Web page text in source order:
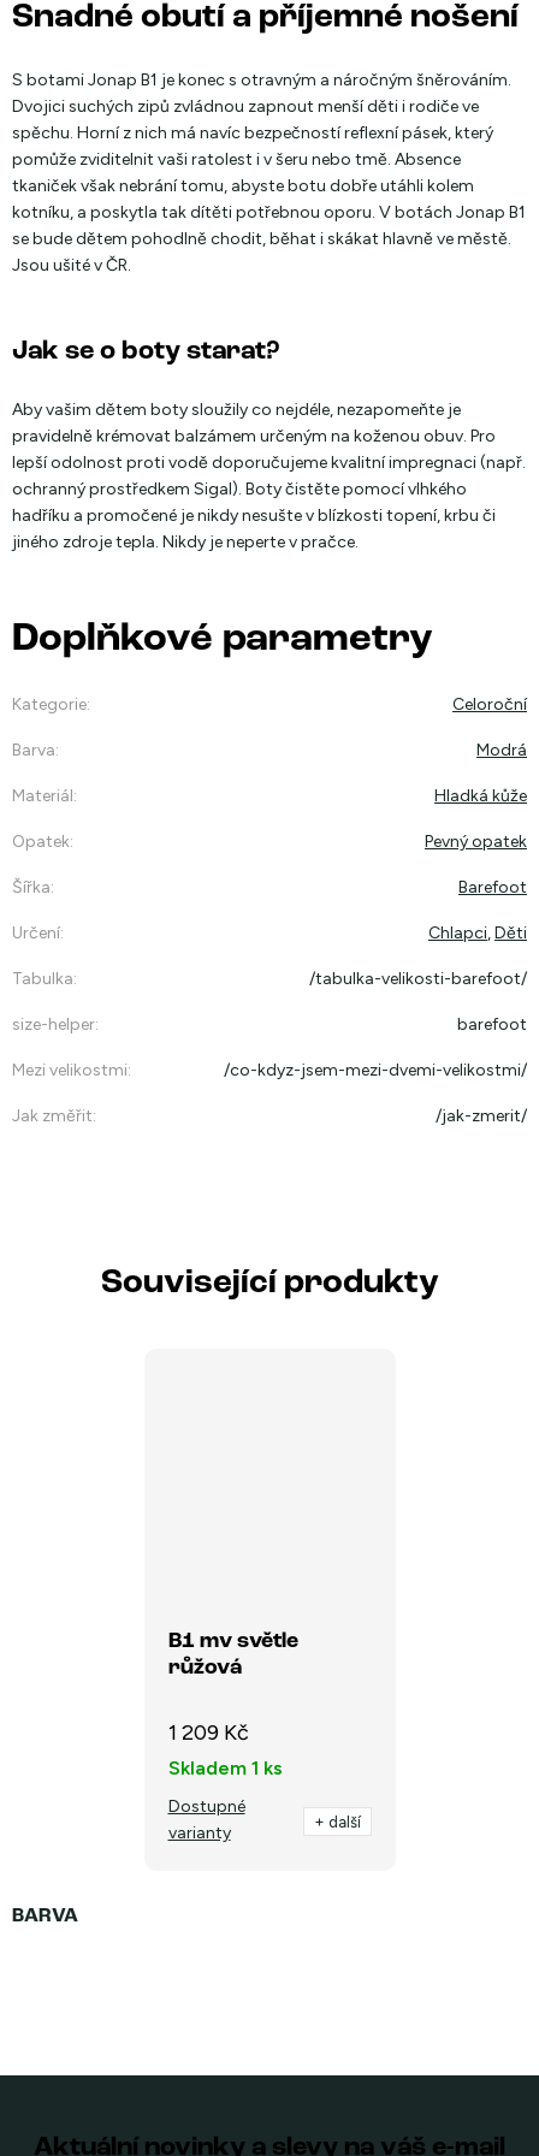
Snadné obutí a příjemné nošení
S botami Jonap B1 je konec s otravným a náročným šněrováním.
Dvojici suchých zipů zvládnou zapnout menší děti i rodiče ve
spěchu. Horní z nich má navíc bezpečností reflexní pásek, který
pomůže zviditelnit vaši ratolest i v šeru nebo tmě. Absence
tkaniček však nebrání tomu, abyste botu dobře utáhli kolem
kotníku, a poskytla tak dítěti potřebnou oporu. V botách Jonap B1
se bude dětem pohodlně chodit, běhat i skákat hlavně ve městě.
Jsou ušité v ČR.
Jak se o boty starat?
Aby vašim dětem boty sloužily co nejdéle, nezapomeňte je
pravidelně krémovat balzámem určeným na koženou obuv. Pro
lepší odolnost proti vodě doporučujeme kvalitní impregnaci (např.
ochranný prostředkem Sigal). Boty čistěte pomocí vlhkého
hadříku a promočené je nikdy nesušte v blízkosti topení, krbu či
jiného zdroje tepla. Nikdy je neperte v pračce.
Doplňkové parametry
Kategorie: Celoroční
Barva: Modrá
Materiál: Hladká kůže
Opatek: Pevný opatek
Šířka: Barefoot
Určení: Chlapci,Děti
Tabulka: /tabulka-velikosti-barefoot/
size-helper: barefoot
Mezi velikostmi: /co-kdyz-jsem-mezi-dvemi-velikostmi/
Jak změřit: /jak-zmerit/
Související produkty
B1 mv světle
růžová
1 209 Kč
Skladem 1 ks
Dostupné
varianty
+ další
Aktuální novinky a slevy na váš e-mail